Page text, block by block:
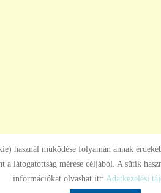
használ működése folyamán annak
a látogatottság mérése céljából. A sütik
információkat olvashat itt: Adatkezelési